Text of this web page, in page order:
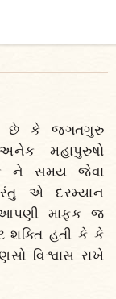
છે કે જગતગુરુ
મહાપુરુષો
ને સમય જેવા
એ દરમ્યાન
માફક જ
શક્તિ હતી કે કે
વિશ્વાસ રાખે